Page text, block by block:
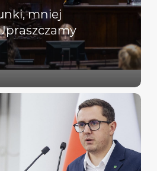
mniej